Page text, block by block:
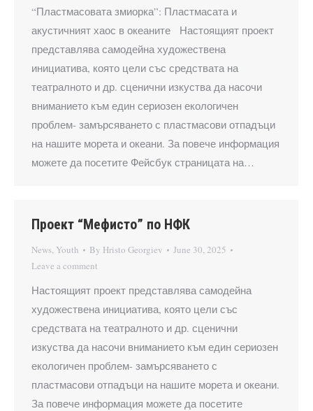
“Пластмасовата змиорка”: Пластмасата и
акустичният хаос в океаните Настоящият проект
представлява самодейна художествена
инициатива, която цели със средствата на
театралното и др. сценични изкуства да насочи
вниманието към един сериозен екологичен
проблем- замърсяването с пластмасови отпадъци
на нашите морета и океани. За повече информация
можете да посетите Фейсбук страницата на…
Проект “Мефисто” по НФК
News, Youth By Hristo Georgiev
June 30, 2025
Leave a comment
Настоящият проект представлява самодейна
художествена инициатива, която цели със
средствата на театралното и др. сценични
изкуства да насочи вниманието към един сериозен
екологичен проблем- замърсяването с
пластмасови отпадъци на нашите морета и океани.
За повече информация можете да посетите